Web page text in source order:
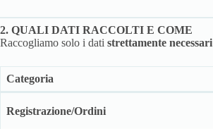
2. QUALI DATI RACCOLTI E COME
Raccogliamo solo i dati strettamente necessari
Categoria
Registrazione/Ordini